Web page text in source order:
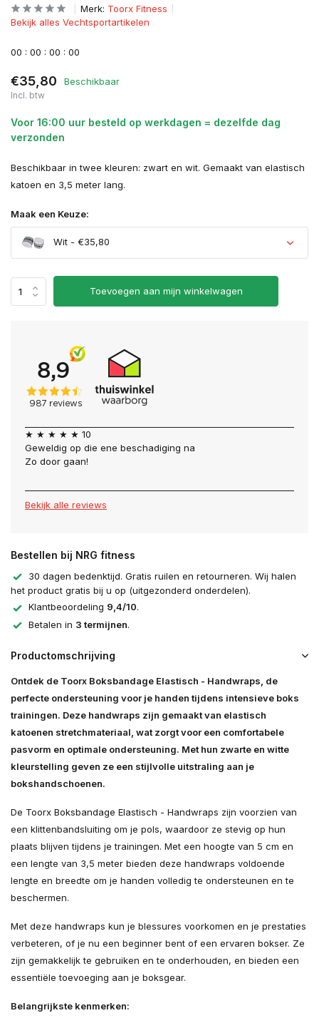
Merk: Toorx Fitness
Bekijk alles Vechtsportartikelen
00 : 00 : 00 : 00
€35,80 Beschikbaar
Incl. btw
Voor 16:00 uur besteld op werkdagen = dezelfde dag
verzonden
Beschikbaar in twee kleuren: zwart en wit. Gemaakt van elastisch
katoen en 3,5 meter lang.
Maak een Keuze:
Wit - €35,80
Uitverkocht
Toevoegen aan mijn winkelwagen
★ ★ ★ ★ ★ 10
Geweldig op die ene beschadiging na
Zo door gaan!
Bekijk alle reviews
Bestellen bij NRG fitness
30 dagen bedenktijd. Gratis ruilen en retourneren. Wij halen
het product gratis bij u op (uitgezonderd onderdelen).
Klantbeoordeling 9,4/10.
Betalen in 3 termijnen.
Productomschrijving
Ontdek de Toorx Boksbandage Elastisch - Handwraps, de
perfecte ondersteuning voor je handen tijdens intensieve boks
trainingen. Deze handwraps zijn gemaakt van elastisch
katoenen stretchmateriaal, wat zorgt voor een comfortabele
pasvorm en optimale ondersteuning. Met hun zwarte en witte
kleurstelling geven ze een stijlvolle uitstraling aan je
bokshandschoenen.
De Toorx Boksbandage Elastisch - Handwraps zijn voorzien van
een klittenbandsluiting om je pols, waardoor ze stevig op hun
plaats blijven tijdens je trainingen. Met een hoogte van 5 cm en
een lengte van 3,5 meter bieden deze handwraps voldoende
lengte en breedte om je handen volledig te ondersteunen en te
beschermen.
Met deze handwraps kun je blessures voorkomen en je prestaties
verbeteren, of je nu een beginner bent of een ervaren bokser. Ze
zijn gemakkelijk te gebruiken en te onderhouden, en bieden een
essentiële toevoeging aan je boksgear.
Belangrijkste kenmerken: